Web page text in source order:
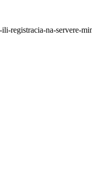
registracia-na-servere-